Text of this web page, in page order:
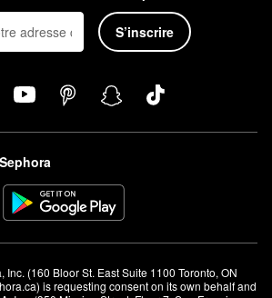
S’inscrire
(160 Bloor St. East Suite 1100 Toronto, ON
is requesting consent on its own behalf and